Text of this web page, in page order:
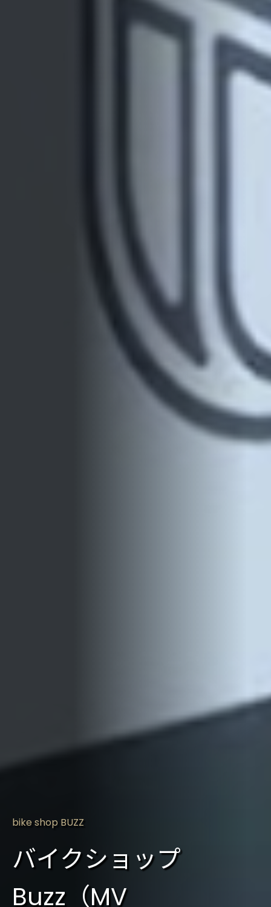
bike shop BUZZ
バイクショップ
Buzz（MV